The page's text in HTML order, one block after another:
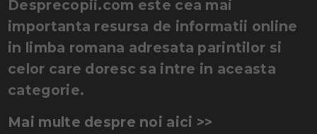
Desprecopii.com este cea mai
importanta resursa de informatii online
in limba romana adresata parintilor si
celor care doresc sa intre in aceasta
categorie.
Mai multe despre noi aici >>